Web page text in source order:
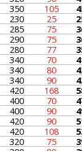
350 105
230 25
285 75
290 75
280 77
340 70
340 80
340 90
420 168
400 70
400 90
420 90
420 108
320 75